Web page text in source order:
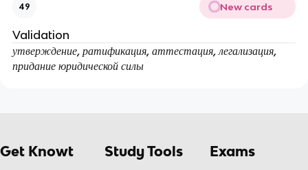
49 New cards
Validation
утверждение, ратификация, аттестация, легализация,
придание юридической силы
Get Knowt Study Tools Exams